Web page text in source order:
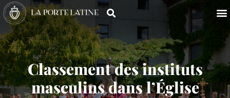
Classement des instituts
masculins dans l’Église